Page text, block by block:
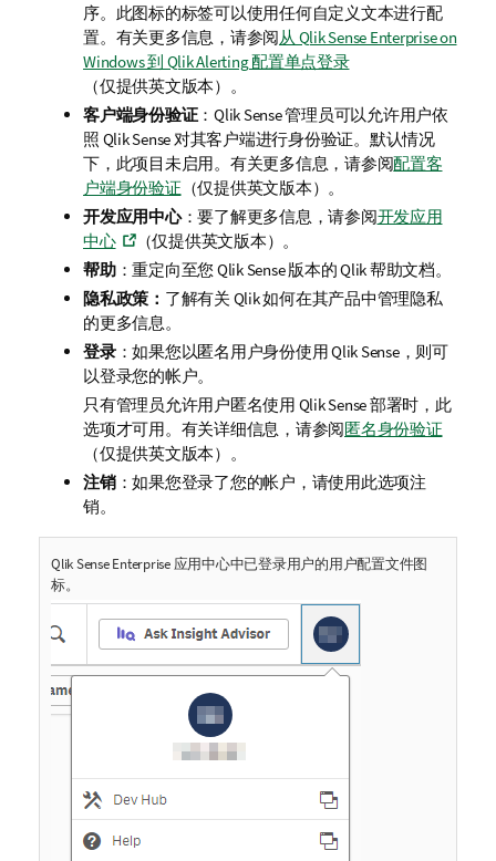
序。此图标的标签可以使用任何自定义文本进行配
置。有关更多信息，请参阅从 Qlik Sense Enterprise on
Windows 到 Qlik Alerting 配置单点登录
（仅提供英文版本） 。
客户端身份验证： Qlik Sense管理员可以允许用户依
照 Qlik Sense对其客户端进行身份验证。默认情况
下，此项目未启用。有关更多信息，请参阅配置客
户端身份验证 （仅提供英文版本） 。
开发应用中心：要了解更多信息，请参阅开发应用
中心
（仅提供英文版本） 。
帮助：重定向至您 Qlik Sense版本的 Qlik 帮助文档。
隐私政策： 了解有关 Qlik如何在其产品中管理隐私
的更多信息。
登录：如果您以匿名用户身份使用Qlik Sense，则可
以登录您的帐户。
只有管理员允许用户匿名使用 Qlik Sense部署时，此
选项才可用。有关详细信息，请参阅匿名身份验证
（仅提供英文版本） 。
注销：如果您登录了您的帐户，请使用此选项注
销。
Qlik Sense Enterprise应用中心中已登录用户的用户配置文件图
标。